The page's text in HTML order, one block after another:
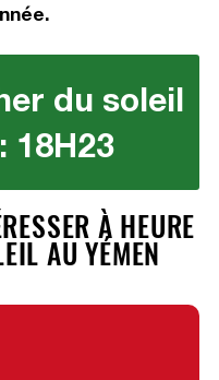
du soleil
18H23
À HEURE
AU YÉMEN